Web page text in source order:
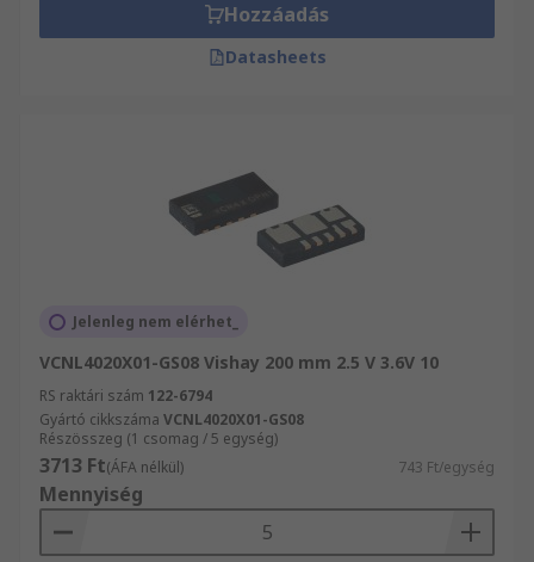
Hozzáadás
Datasheets
Jelenleg nem elérhet_
VCNL4020X01-GS08 Vishay 200 mm 2.5 V 3.6V 10
RS raktári szám 122-6794
Gyártó cikkszáma VCNL4020X01-GS08
Részösszeg (1 csomag / 5 egység)
3713 Ft(ÁFA nélkül) 743 Ft/egység
Mennyiség